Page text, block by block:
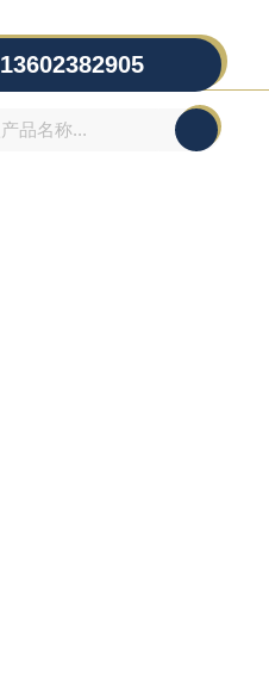
13602382905